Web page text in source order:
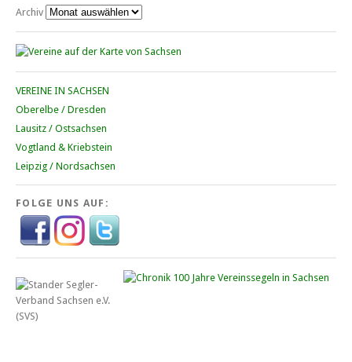
Archiv
VEREINE IN SACHSEN
Oberelbe / Dresden
Lausitz / Ostsachsen
Vogtland & Kriebstein
Leipzig / Nordsachsen
FOLGE UNS AUF: